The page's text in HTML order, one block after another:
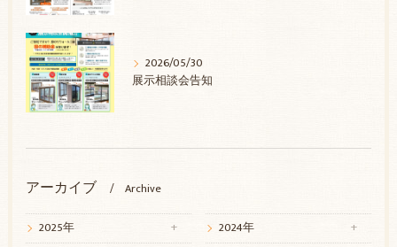
2026/05/30
展示相談会告知
アーカイブ Archive
2025年
2024年